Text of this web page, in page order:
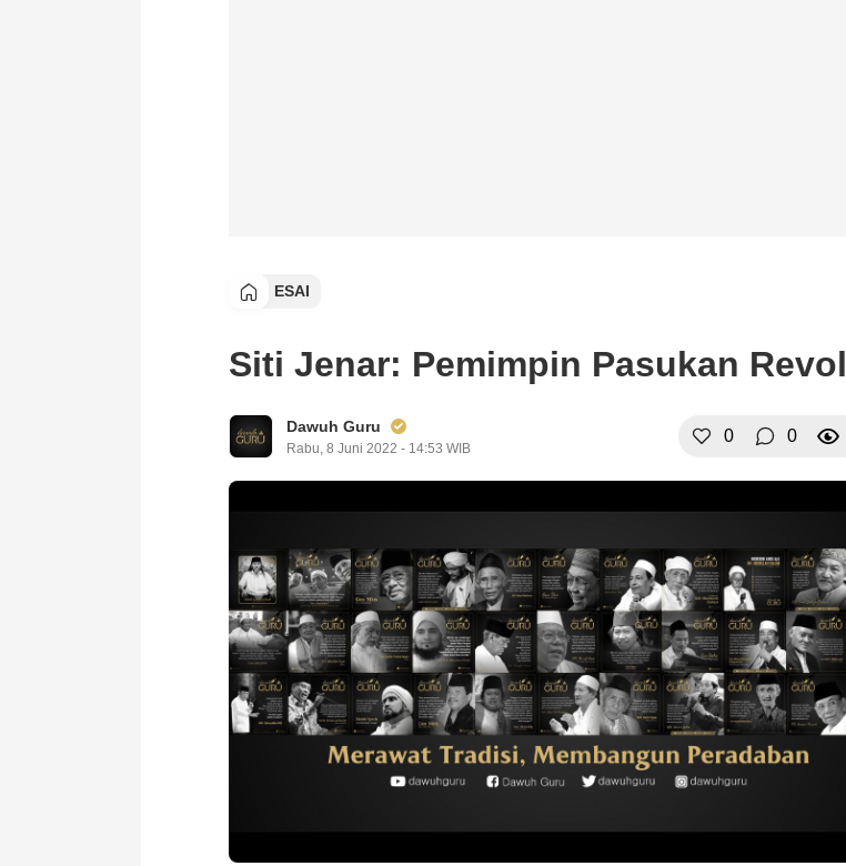
ESAI
Siti Jenar: Pemimpin Pasukan
Dawuh Guru
Rabu, 8 Juni 2022 - 14:53 WIB
0 0